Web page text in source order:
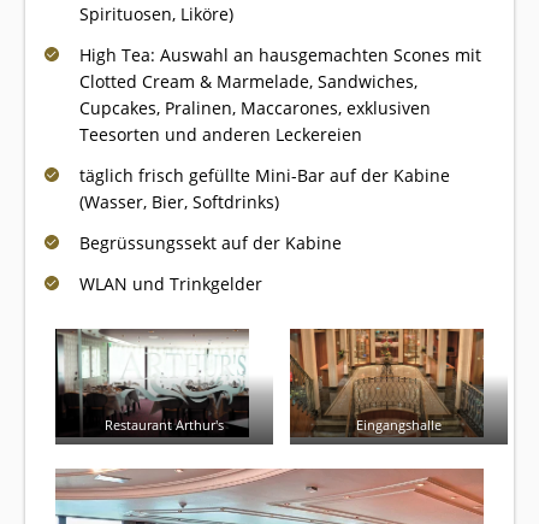
Spirituosen, Liköre)
High Tea: Auswahl an hausgemachten Scones mit
Clotted Cream & Marmelade, Sandwiches,
Cupcakes, Pralinen, Maccarones, exklusiven
Teesorten und anderen Leckereien
täglich frisch gefüllte Mini-Bar auf der Kabine
(Wasser, Bier, Softdrinks)
Begrüssungssekt auf der Kabine
WLAN und Trinkgelder
Restaurant Arthur's Eingangshalle